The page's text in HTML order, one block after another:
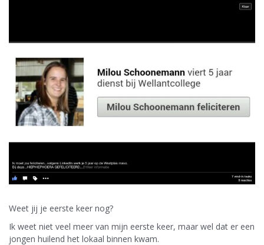
Weet jij je eerste keer nog?
Ik weet niet veel meer van mijn eerste keer, maar wel dat er een
jongen huilend het lokaal binnen kwam.